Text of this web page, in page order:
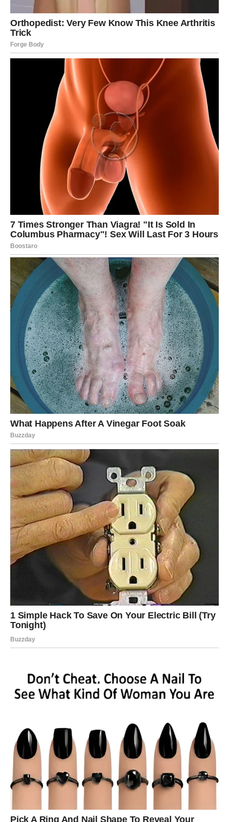
besprijekorno čistim
Značajan problem u svakom kućanstvu može nastati zbog
začepljenog sudopera; međutim, postoji nekoliko
jednostavnih i ekološki prihvatljivih metoda za njegovo
rješavanje. Jedini potrebni materijali su predmeti koji se
obično nalaze u vašoj kuhinji, uključujući ocat, limunsku
kiselinu, sodu bikarbonu i deterdžent za pranje rublja.
Toplu vodu pomiješajte s malom količinom limunske
kiseline i dobivenu smjesu ulijte u sudoper. Ova
mješavina učinkovito uklanja prljavštinu i naslage dok je
nježna prema cijevima i ekološki prihvatljiva.
2. Ocat i soda bikarbona: Počnite tako što ćete u odvod
uliti pola šalice sode bikarbone, a zatim jednu šalicu octa.
Pokrijte otvor i ostavite smjesu da odstoji 30 minuta prije
ispiranja vrućom vodom. Ova smjesa stvara reakciju koja
razgrađuje nakupine unutar cijevi.
3. Ocat i aspirin: Bacite dvije tablete aspirina u odvod i
zatim šalicom octa. Nakon što prestane mjehurići, ulijte
kipuću vodu u odvod. Ova tehnika je vrlo učinkovita za
uklanjanje tvrdih naslaga.
4. Deterdžent za pranje rublja: Dodajte 3-5 žlica
deterdženta u odvod i ostavite da odstoji najmanje 20
minuta, idealno preko noći. Zatim otvorite vodu kako biste
osigurali temeljito ispiranje.
Primjenom ovih tehnika možete održavati čist i učinkovit
sudoper bez oslanjanja na jake kemikalije.
PREUZMITE BESPLATNO!
⋆ KNJIGA SA RECEPTIMA ⋆
Upiši svoj email i preuzmi BESPLATNU
knjigu s receptima! Uživaj u jednostavnim
i ukusnim jelima koja će osvojiti tvoje
najdraže.
Jednim klikom preuzmi knjigu s najboljim
receptima!